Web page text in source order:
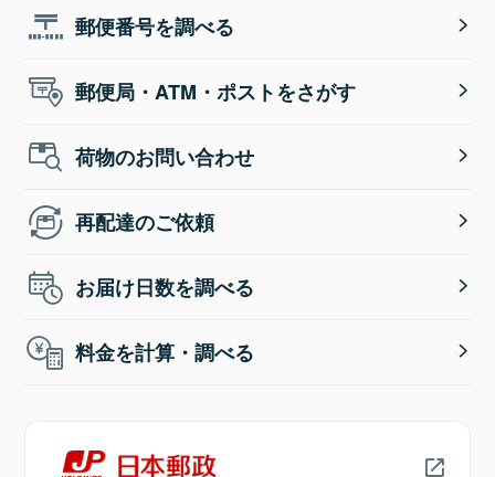
郵便番号を調べる
郵便局・ATM・ポストをさがす
荷物のお問い合わせ
再配達のご依頼
お届け日数を調べる
料金を計算・調べる